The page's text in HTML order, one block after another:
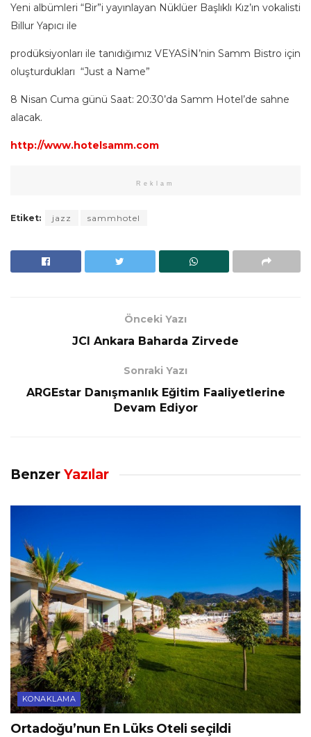
Yeni albümleri “Bir”i yayınlayan Nüklüer Başlıklı Kız’ın vokalisti
Billur Yapıcı ile
prodüksiyonları ile tanıdığımız VEYASİN’nin Samm Bistro için
oluşturdukları “Just a Name”
8 Nisan Cuma günü Saat: 20:30’da Samm Hotel’de sahne
alacak.
http://www.hotelsamm.com
Reklam
Etiket: jazz sammhotel
Önceki Yazı
JCI Ankara Baharda Zirvede
Sonraki Yazı
ARGEstar Danışmanlık Eğitim Faaliyetlerine
Devam Ediyor
Benzer Yazılar
KONAKLAMA
Ortadoğu’nun En Lüks Oteli seçildi